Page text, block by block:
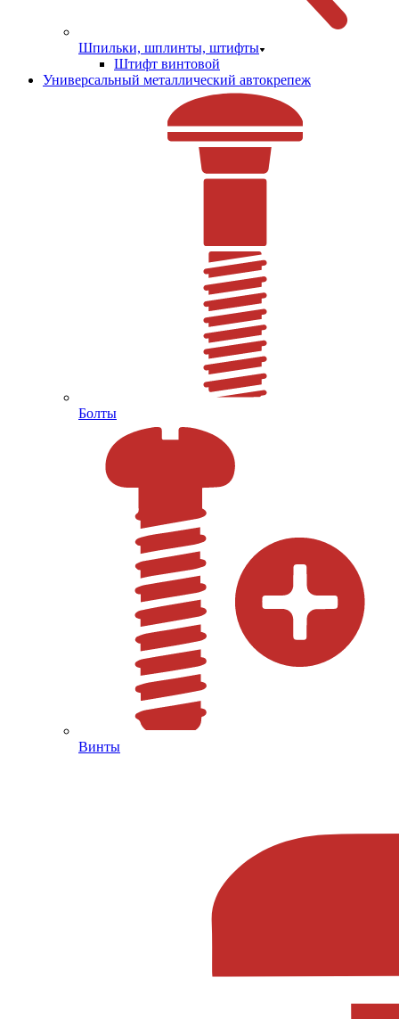
Шпильки, шплинты, штифты
Штифт винтовой
Универсальный металлический автокрепеж
Болты
Винты